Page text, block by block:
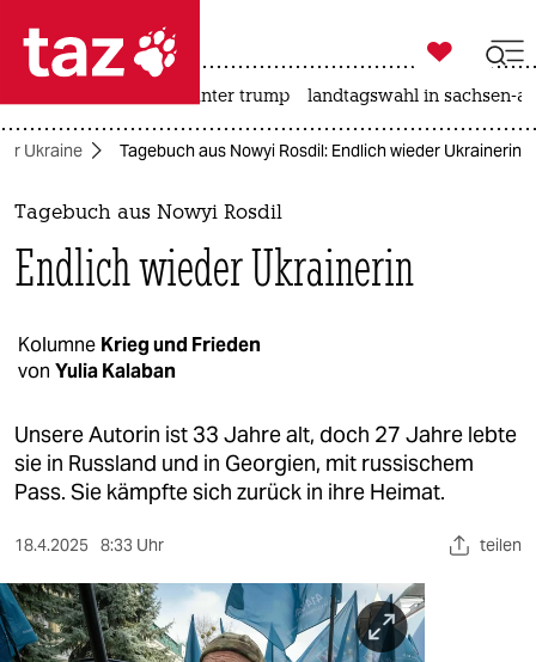
 taz zahl ich
taz zahl ich
themen
politik
gesellschaft
kultur
sport
berlin
nord
wahrheit

taz zahl ich
usa unter trump landtagswahl in sachsen-
Ukraine Tagebuch aus Nowyi Rosdil: Endlich wieder Ukrainerin
Tagebuch aus Nowyi Rosdil
Endlich wieder Ukrainerin
Kolumne Krieg und Frieden
von Yulia Kalaban
Unsere Autorin ist 33 Jahre alt, doch 27 Jahre lebte
sie in Russland und in Georgien, mit russischem
Pass. Sie kämpfte sich zurück in ihre Heimat.
18.4.2025 8:33 Uhr teilen